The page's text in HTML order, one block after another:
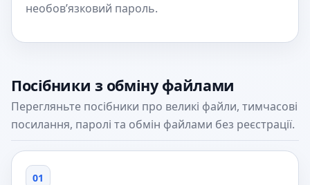
необов’язковий пароль.
Посібники з обміну файлами
Перегляньте посібники про великі файли, тимчасові
посилання, паролі та обмін файлами без реєстрації.
01